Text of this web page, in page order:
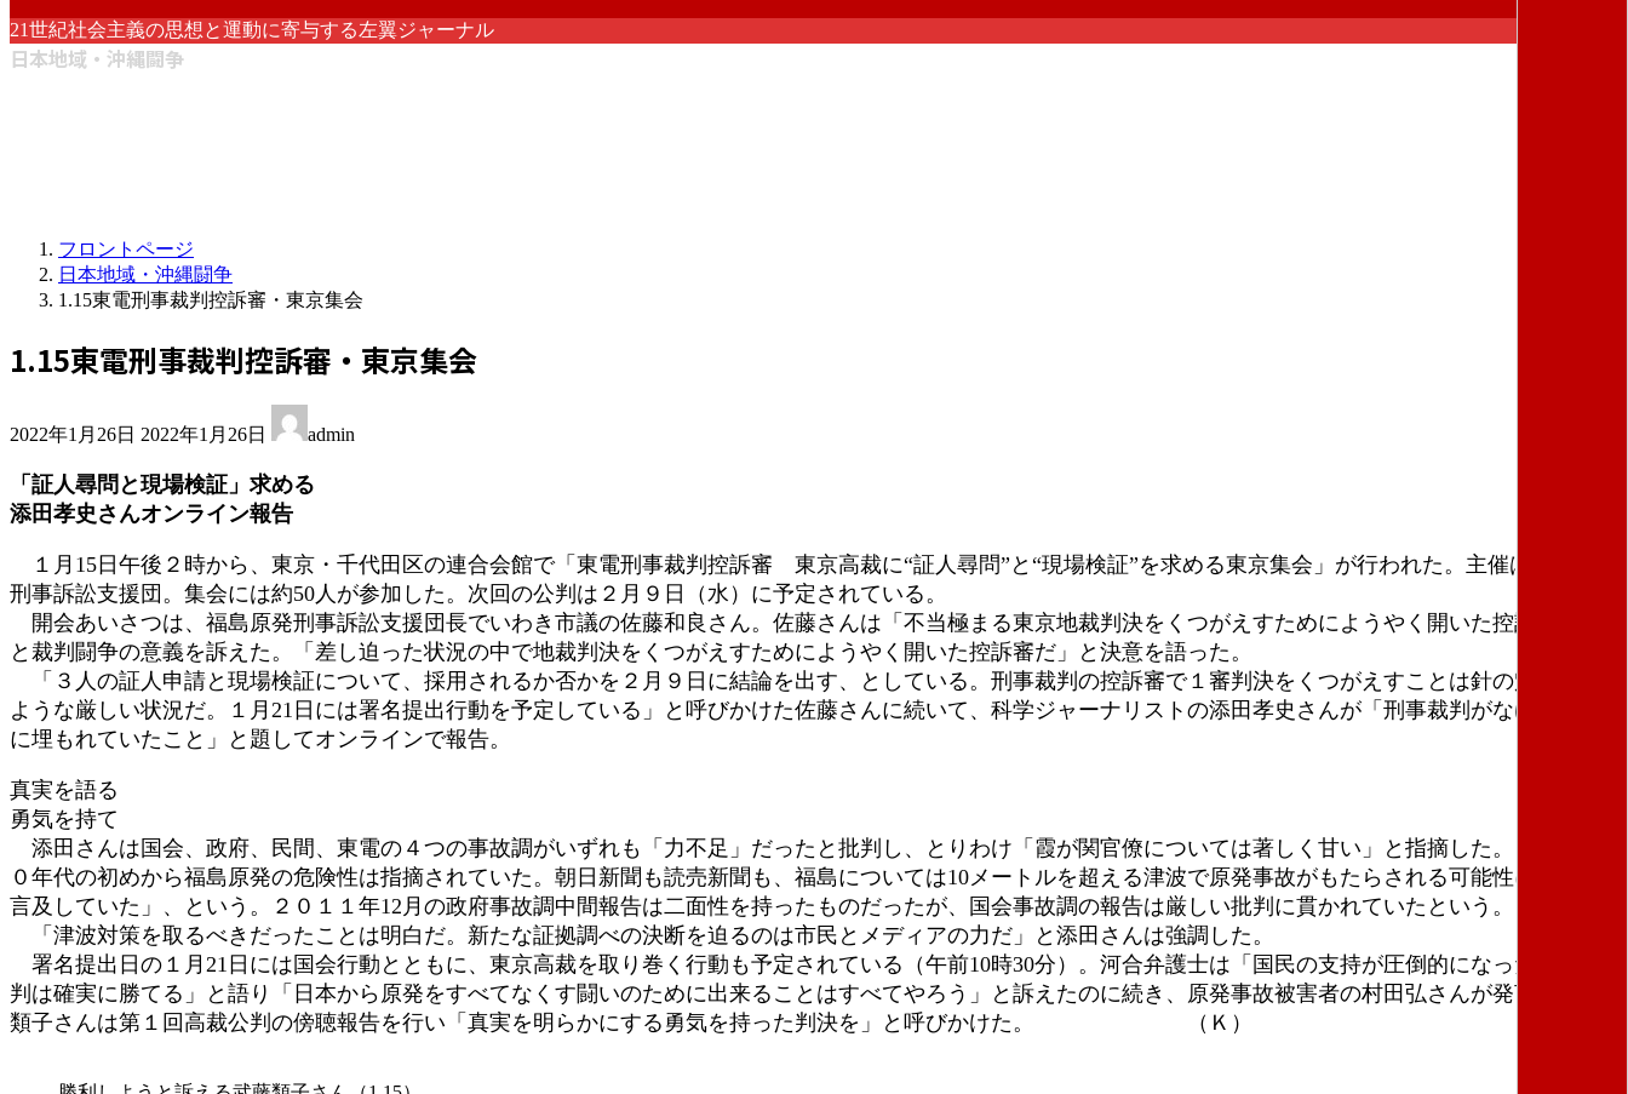
21世紀社会主義の思想と運動に寄与する左翼ジャーナル
日本地域・沖縄闘争
フロントページ
日本地域・沖縄闘争
1.15東電刑事裁判控訴審・東京集会
1.15東電刑事裁判控訴審・東京集会
2022年1月26日 終
新
日
:
2022年1月26日 admin
「証人尋問と現場検証」求める
添田孝史さんオンライン報告
１月15日午後２時から、東京・千代田区の連合会館で「東電刑事裁判控訴審 東京高裁に“証人尋問”と“現場検証”を求める東京集会」が行われた。主催は福島原発
刑事訴訟支援団。集会には約50人が参加した。次回の公判は２月９日（水）に予定されている。
開会あいさつは、福島原発刑事訴訟支援団長でいわき市議の佐藤和良さん。佐藤さんは「不当極まる東京地裁判決をくつがえすためにようやく開いた控訴審だ」
と裁判闘争の意義を訴えた。「差し迫った状況の中で地裁判決をくつがえすためにようやく開いた控訴審だ」と決意を語った。
「３人の証人申請と現場検証について、採用されるか否かを２月９日に結論を出す、としている。刑事裁判の控訴審で１審判決をくつがえすことは針の穴を通す
ような厳しい状況だ。１月21日には署名提出行動を予定している」と呼びかけた佐藤さんに続いて、科学ジャーナリストの添田孝史さんが「刑事裁判がなければ闇
に埋もれていたこと」と題してオンラインで報告。
真実を語る
勇気を持て
添田さんは国会、政府、民間、東電の４つの事故調がいずれも「力不足」だったと批判し、とりわけ「霞が関官僚については著しく甘い」と指摘した。「１９９
０年代の初めから福島原発の危険性は指摘されていた。朝日新聞も読売新聞も、福島については10メートルを超える津波で原発事故がもたらされる可能性について
言及していた」、という。２０１１年12月の政府事故調中間報告は二面性を持ったものだったが、国会事故調の報告は厳しい批判に貫かれていたという。
「津波対策を取るべきだったことは明白だ。新たな証拠調べの決断を迫るのは市民とメディアの力だ」と添田さんは強調した。
署名提出日の１月21日には国会行動とともに、東京高裁を取り巻く行動も予定されている（午前10時30分）。河合弁護士は「国民の支持が圧倒的になった時、裁
判は確実に勝てる」と語り「日本から原発をすべてなくす闘いのために出来ることはすべてやろう」と訴えたのに続き、原発事故被害者の村田弘さんが発言。武藤
類子さんは第１回高裁公判の傍聴報告を行い「真実を明らかにする勇気を持った判決を」と呼びかけた。 （Ｋ）